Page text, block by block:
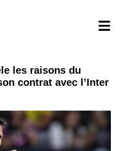
les raisons du
contrat avec l’Inter